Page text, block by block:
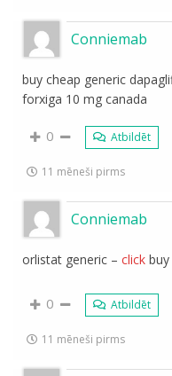
Conniemab
buy cheap generic
forxiga 10 mg canada
0 Atbildēt
11 mēneši pirms
Conniemab
orlistat generic –click
0 Atbildēt
11 mēneši pirms